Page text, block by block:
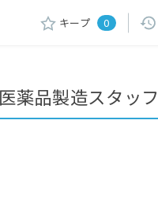
キープ 0
薬品製造スタッフ